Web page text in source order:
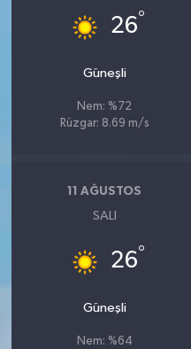
26°
Güneşli
Nem: %72
Rüzgar: 8.69 m/s
11 AĞUSTOS
SALI
26°
Güneşli
Nem: %64